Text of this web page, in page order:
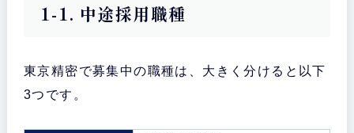
1-1. 中途採用職種
東京精密で募集中の職種は、大きく分けると以下
3つです。